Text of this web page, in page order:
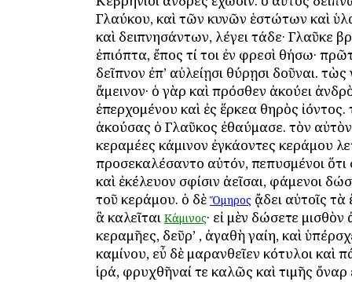
Γλαύκου, καὶ τῶν κυνῶν ἑστώτων καὶ
καὶ δειπνησάντων, λέγει τάδε· Γλαῦκε
ἐπιόπτα, ἔπος τί τοι ἐν φρεσὶ θήσω·
δεῖπνον ἐπ’ αὐλείῃσι θύρῃσι δοῦναι.
ἄμεινον· ὁ γὰρ καὶ πρόσθεν ἀκούει
ἐπερχομένου καὶ ἐς ἕρκεα θηρὸς ἰόντος.
ἀκούσας ὁ Γλαῦκος ἐθαύμασε. τὸν αὐτὸν
κεραμέες κάμινον ἐγκάοντες κεράμου
προσεκαλέσαντο αὐτόν, πεπυσμένοι ὅτι
καὶ ἐκέλευον σφίσιν ἀεῖσαι, φάμενοι
τοῦ κεράμου. ὁ δὲ Ὅμηρος ᾄδει αὐτοῖς
ἃ καλεῖται Κάμινος· εἰ μὲν δώσετε
κεραμῆες, δεῦρ’ , ἀγαθὴ γαίη, καὶ
καμίνου, εὖ δὲ μαρανθεῖεν κότυλοι καὶ
ἱρά, φρυχθῆναί τε καλῶς καὶ τιμῆς ὄναρ